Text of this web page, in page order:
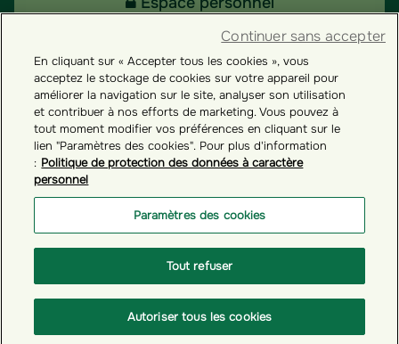
Tous nos fonds
Contact
Groupama ES
Paramètres des cookies
En cliquant sur « Accepter tous les cookies », vous
acceptez le stockage de cookies sur votre appareil pour
améliorer la navigation sur le site, analyser son utilisation
et contribuer à nos efforts de marketing. Vous pouvez à
tout moment modifier vos préférences en cliquant sur le
lien "Paramètres des cookies". Pour plus d'information
: Politique de protection des données à caractère
personnel
Paramètres des cookies
Tout refuser
Autoriser tous les cookies
Continuer sans accepter